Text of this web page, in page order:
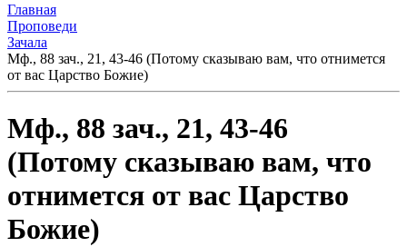
Главная
Проповеди
Зачала
Мф., 88 зач., 21, 43-46 (Потому сказываю вам, что отнимется
от вас Царство Божие)
Мф., 88 зач., 21, 43-46
(Потому сказываю вам, что
отнимется от вас Царство
Божие)